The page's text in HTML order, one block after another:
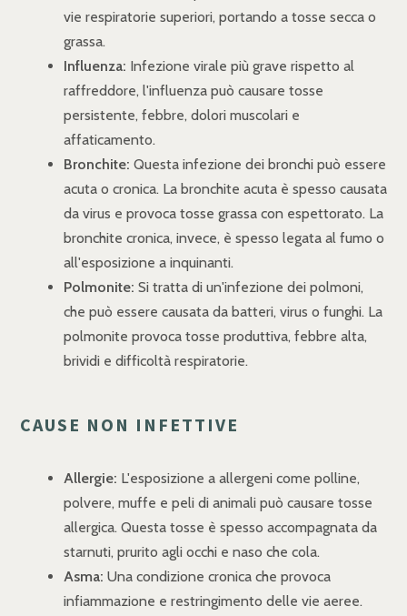
vie respiratorie superiori, portando a tosse secca o
grassa.
Influenza: Infezione virale più grave rispetto al
raffreddore, l'influenza può causare tosse
persistente, febbre, dolori muscolari e
affaticamento.
Bronchite: Questa infezione dei bronchi può essere
acuta o cronica. La bronchite acuta è spesso causata
da virus e provoca tosse grassa con espettorato. La
bronchite cronica, invece, è spesso legata al fumo o
all'esposizione a inquinanti.
Polmonite: Si tratta di un'infezione dei polmoni,
che può essere causata da batteri, virus o funghi. La
polmonite provoca tosse produttiva, febbre alta,
brividi e difficoltà respiratorie.
CAUSE NON INFETTIVE
Allergie: L'esposizione a allergeni come polline,
polvere, muffe e peli di animali può causare tosse
allergica. Questa tosse è spesso accompagnata da
starnuti, prurito agli occhi e naso che cola.
Asma: Una condizione cronica che provoca
infiammazione e restringimento delle vie aeree.